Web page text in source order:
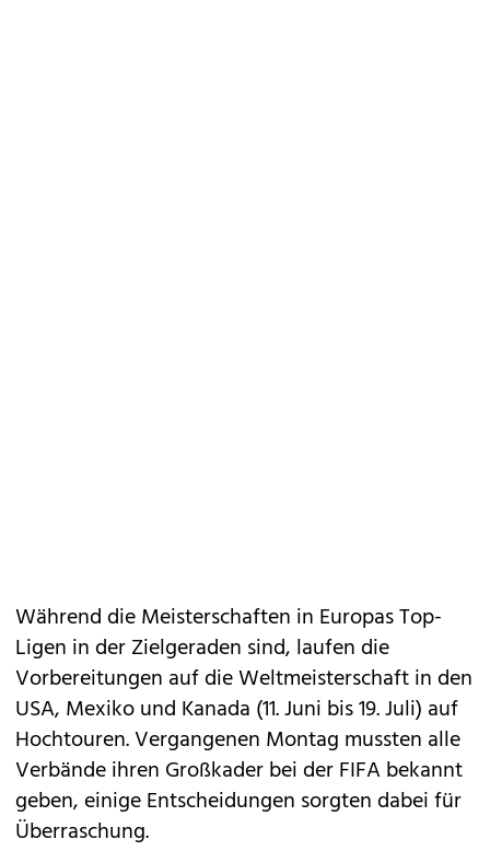
Während die Meisterschaften in Europas Top-
Ligen in der Zielgeraden sind, laufen die
Vorbereitungen auf die Weltmeisterschaft in den
USA, Mexiko und Kanada (11. Juni bis 19. Juli) auf
Hochtouren. Vergangenen Montag mussten alle
Verbände ihren Großkader bei der FIFA bekannt
geben, einige Entscheidungen sorgten dabei für
Überraschung.